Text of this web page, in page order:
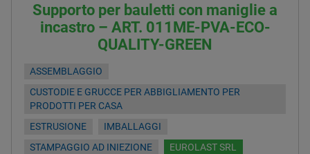
Supporto per bauletti con maniglie a
incastro – ART. 011ME-PVA-ECO-
QUALITY-GREEN
ASSEMBLAGGIO
CUSTODIE E GRUCCE PER ABBIGLIAMENTO PER
PRODOTTI PER CASA
ESTRUSIONE
IMBALLAGGI
STAMPAGGIO AD INIEZIONE
EUROLAST SRL